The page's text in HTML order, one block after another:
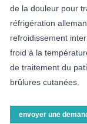
de la douleur pour
réfrigération
refroidissement
froid à la
de traitement du
brûlures cutanées.
envoyer une